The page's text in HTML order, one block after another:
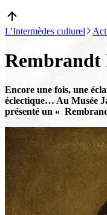
L'Intermèdes culturel
Rembrandt
Encore une fois, une
éclectique… Au Musée
présenté un «